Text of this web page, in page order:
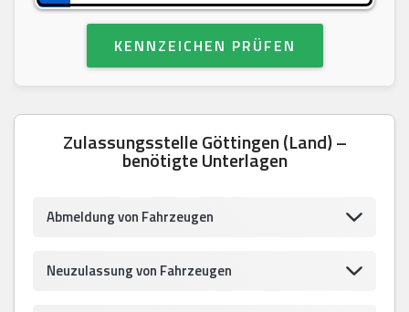
KENNZEICHEN PRÜFEN
Zulassungsstelle Göttingen (Land) –
benötigte Unterlagen
Abmeldung von Fahrzeugen
Neuzulassung von Fahrzeugen